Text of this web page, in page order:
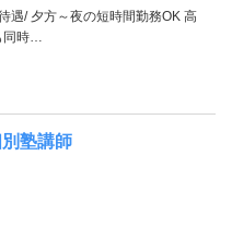
遇/ 夕方～夜の短時間勤務OK 高
時…
塾講師